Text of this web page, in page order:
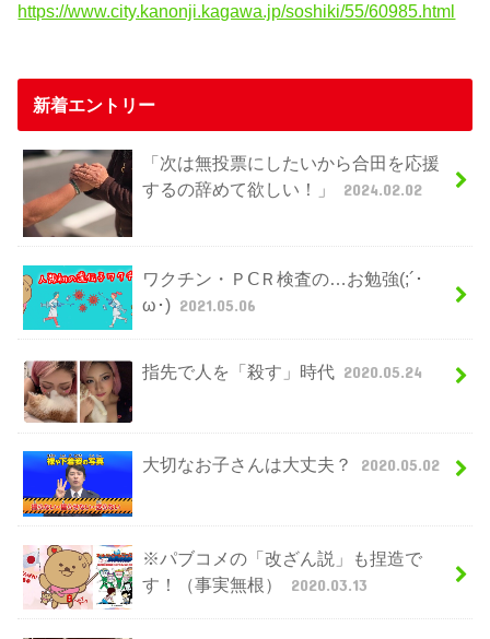
https://www.city.kanonji.kagawa.jp/soshiki/55/60985.html
新着エントリー
「次は無投票にしたいから合田を応援
するの辞めて欲しい！」
2024.02.02
ワクチン・ＰⅭＲ検査の…お勉強(;´･
ω･) 2021.05.06
指先で人を「殺す」時代 2020.05.24
大切なお子さんは大丈夫？ 2020.05.02
※パブコメの「改ざん説」も捏造で
す！（事実無根）
2020.03.13